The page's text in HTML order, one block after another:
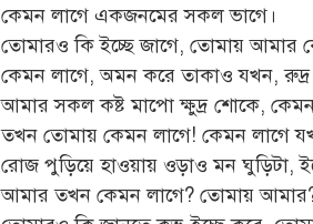
কেমন লাগে একজনমের সকল ভাগে।
তোমারও কি ইচ্ছে জাগে, তোমায় আমার
কেমন লাগে, অমন করে তাকাও যখন,
আমার সকল কষ্ট মাপো ক্ষুদ্র শোকে,
তখন তোমায় কেমন লাগে! কেমন লাগে
রোজ পুড়িয়ে হাওয়ায় ওড়াও মন ঘুড়িটা,
আমার তখন কেমন লাগে? তোমায়